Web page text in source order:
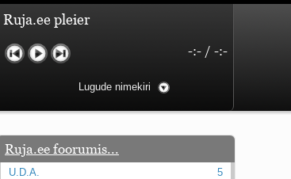
Ruja.ee pleier
-:- / -:-
Lugude nimekiri
Ruja.ee foorumis...
U.D.A.
5